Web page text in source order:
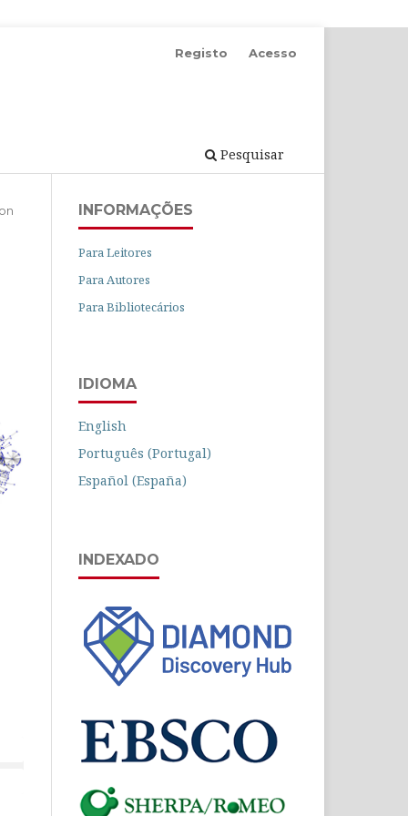
Pesquisar
Registo Acesso
INFORMAÇÕES
Para Leitores
Para Autores
Para Bibliotecários
IDIOMA
English
Português (Portugal)
Español (España)
INDEXADO